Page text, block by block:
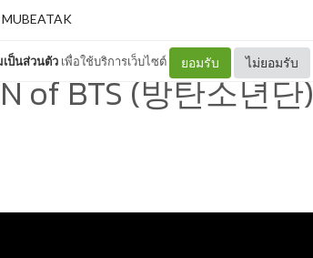
ป็นส่วนตัว เพื่อใช้บริการเว็บไซต์ ยอมรับ ไม่ยอมรับ
MUBEATAK
of BTS (방탄소년단)